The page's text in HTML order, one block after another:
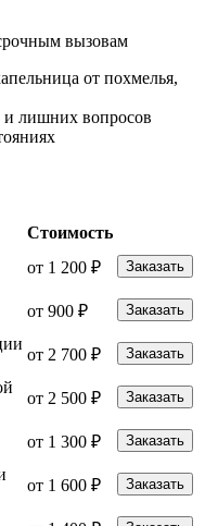
вызовам
от похмелья,
и лишних вопросов
Стоимость
от 1 200 ₽ Заказать
от 900 ₽ Заказать
от 2 700 ₽ Заказать
от 2 500 ₽ Заказать
от 1 300 ₽ Заказать
от 1 600 ₽ Заказать